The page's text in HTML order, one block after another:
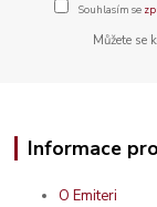
Souhlasím se
Můžete se
Informace
O Emiteri